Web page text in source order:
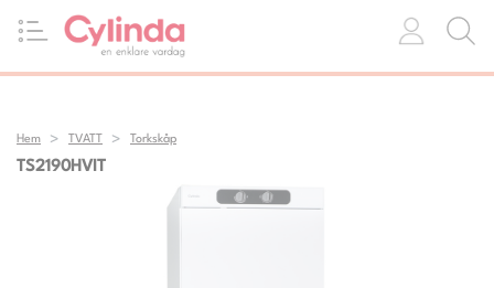
Hem TVATT Torkskåp
TS2190HVIT